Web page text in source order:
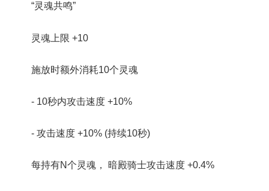
“灵魂共鸣”
灵魂上限 +10
施放时额外消耗10个灵魂
- 10秒内攻击速度 +10%
- 攻击速度 +10% (持续10秒)
每持有N个灵魂， 暗殿骑士攻击速度 +0.4%